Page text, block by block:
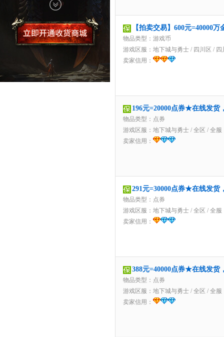
【拍卖交易】600元=40000
物品类型：游戏币
游戏区服： 地下城与勇士 / 四川区 / 四
卖家信用：
196元=20000点券★在线发
物品类型：点券
游戏区服： 地下城与勇士 / 全区 / 全服
卖家信用：
291元=30000点券★在线发
物品类型：点券
游戏区服： 地下城与勇士 / 全区 / 全服
卖家信用：
388元=40000点券★在线发
物品类型：点券
游戏区服： 地下城与勇士 / 全区 / 全服
卖家信用：